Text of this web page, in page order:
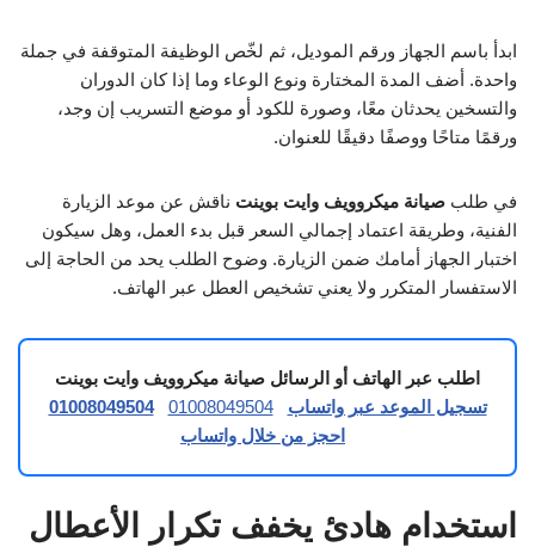
ابدأ باسم الجهاز ورقم الموديل، ثم لخّص الوظيفة المتوقفة في جملة
واحدة. أضف المدة المختارة ونوع الوعاء وما إذا كان الدوران
والتسخين يحدثان معًا، وصورة للكود أو موضع التسريب إن وجد،
ورقمًا متاحًا ووصفًا دقيقًا للعنوان.
في طلب صيانة ميكروويف وايت بوينت ناقش عن موعد الزيارة
الفنية، وطريقة اعتماد إجمالي السعر قبل بدء العمل، وهل سيكون
اختبار الجهاز أمامك ضمن الزيارة. وضوح الطلب يحد من الحاجة إلى
الاستفسار المتكرر ولا يعني تشخيص العطل عبر الهاتف.
اطلب عبر الهاتف أو الرسائل صيانة ميكروويف وايت بوينت
تسجيل الموعد عبر واتساب
01008049504
01008049504
احجز من خلال واتساب
استخدام هادئ يخفف تكرار الأعطال